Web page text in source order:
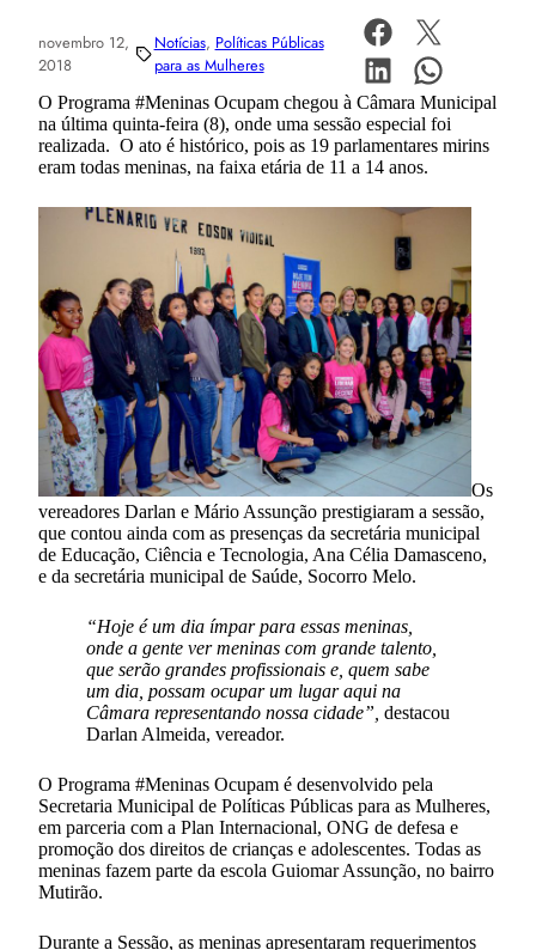
novembro 12,
2018
Notícias, Políticas Públicas
para as Mulheres
O Programa #Meninas Ocupam chegou à Câmara Municipal
na última quinta-feira (8), onde uma sessão especial foi
realizada. O ato é histórico, pois as 19 parlamentares mirins
eram todas meninas, na faixa etária de 11 a 14 anos.
Os
vereadores Darlan e Mário Assunção prestigiaram a sessão,
que contou ainda com as presenças da secretária municipal
de Educação, Ciência e Tecnologia, Ana Célia Damasceno,
e da secretária municipal de Saúde, Socorro Melo.
“Hoje é um dia ímpar para essas meninas,
onde a gente ver meninas com grande talento,
que serão grandes profissionais e, quem sabe
um dia, possam ocupar um lugar aqui na
Câmara representando nossa cidade”, destacou
Darlan Almeida, vereador.
O Programa #Meninas Ocupam é desenvolvido pela
Secretaria Municipal de Políticas Públicas para as Mulheres,
em parceria com a Plan Internacional, ONG de defesa e
promoção dos direitos de crianças e adolescentes. Todas as
meninas fazem parte da escola Guiomar Assunção, no bairro
Mutirão.
Durante a Sessão, as meninas apresentaram requerimentos